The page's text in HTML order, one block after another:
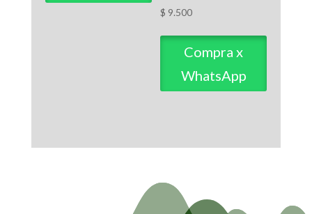
$ 9.500
Compra x
WhatsApp